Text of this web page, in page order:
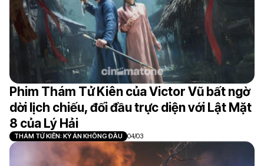
Phim Thám Tử Kiên của Victor Vũ bất ngờ
dời lịch chiếu, đối đầu trực diện với Lật Mặt
8 của Lý Hải
THÁM TỬ KIÊN: KỲ ÁN KHÔNG ĐẦU 04/03